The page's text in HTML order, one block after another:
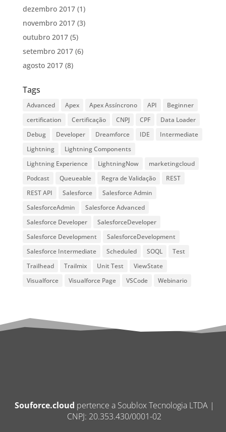
dezembro 2017(1)
novembro 2017(3)
outubro 2017(5)
setembro 2017(6)
agosto 2017(8)
Tags
Advanced Apex Apex Assíncrono API
Beginner
certification
Certificação CNPJ CPF
Data Loader
Debug
Developer Dreamforce IDE
Intermediate
Lightning
Lightning Components
Lightning Experience
LightningNow
marketingcloud
Podcast
Queueable Regra de Validação
REST
REST API
Salesforce
Salesforce Admin
SalesforceAdmin
Salesforce Advanced
Salesforce Developer
SalesforceDeveloper
Salesforce Development
SalesforceDevelopment
Salesforce Intermediate
Scheduled SOQL
Test
Trailhead
Trailmix Unit Test
ViewState
Visualforce
Visualforce Page VSCode Webinario
Souforce.cloud pertence a Soublox Tecnologia LTDA |
CNPJ: 20.353.430/0001-02